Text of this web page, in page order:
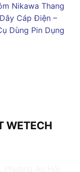
Nikawa Thang
Dây Cáp Điện –
Dùng Pin Dụng
WETECH